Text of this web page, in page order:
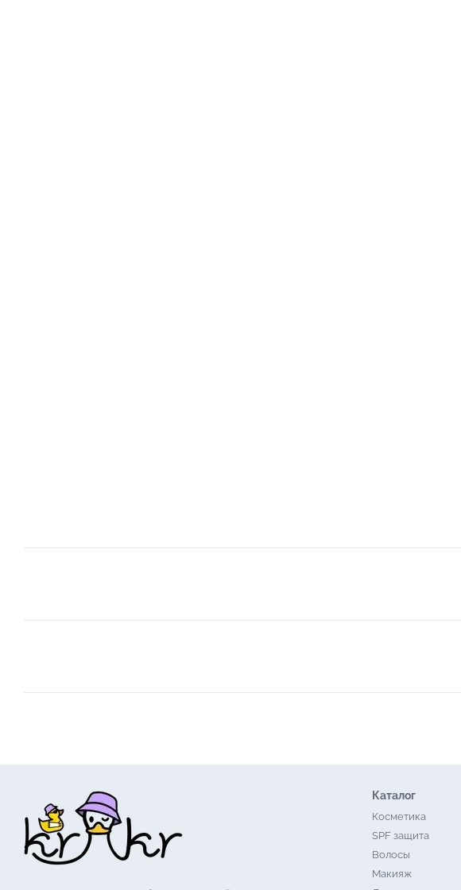
Каталог
Косметика
SPF защита
Волосы
Макияж